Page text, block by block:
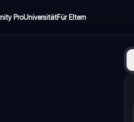
ProUniversitätFür Eltern